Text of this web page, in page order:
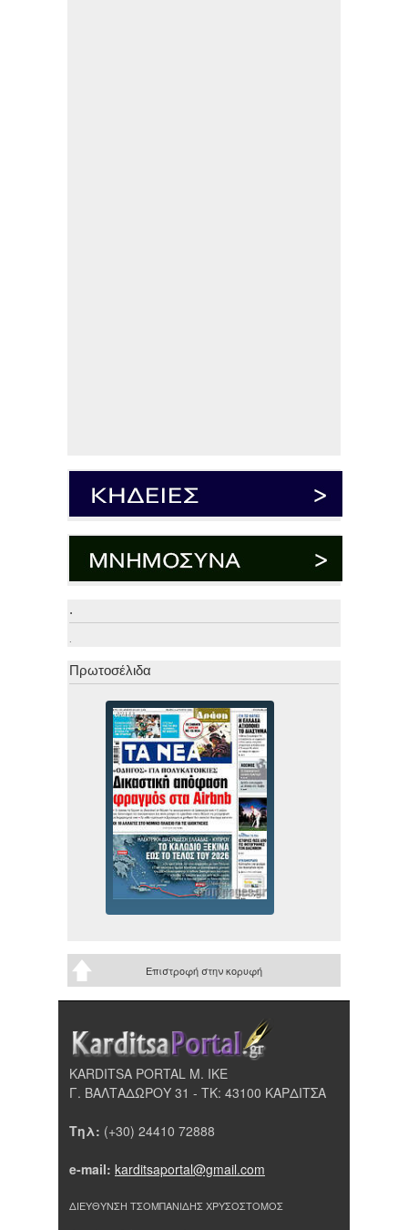
.
.
Πρωτοσέλιδα
Επιστροφή στην κορυφή
KARDITSA PORTAL Μ. ΙΚΕ
Γ. ΒΑΛΤΑΔΩΡΟΥ 31 - ΤΚ: 43100 ΚΑΡΔΙΤΣΑ
Τηλ: (+30) 24410 72888
e-mail: karditsaportal@gmail.com
ΔΙΕΥΘΥΝΣΗ ΤΣΟΜΠΑΝΙΔΗΣ ΧΡΥΣΟΣΤΟΜΟΣ